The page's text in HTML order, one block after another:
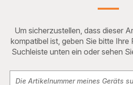
Um sicherzustellen, dass dieser
kompatibel ist, geben Sie bitte Ihre
Suchleiste unten ein oder sehen